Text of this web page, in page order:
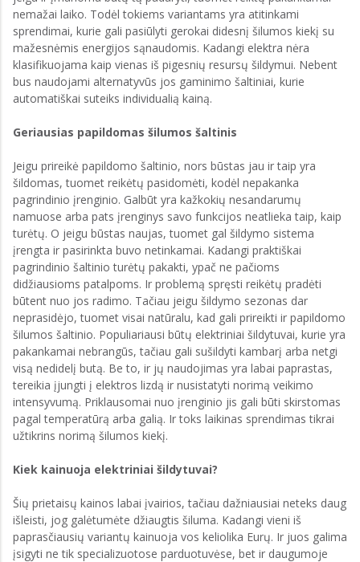
nemažai laiko. Todėl tokiems variantams yra atitinkami
sprendimai, kurie gali pasiūlyti gerokai didesnį šilumos kiekį su
mažesnėmis energijos sąnaudomis. Kadangi elektra nėra
klasifikuojama kaip vienas iš pigesnių resursų šildymui. Nebent
bus naudojami alternatyvūs jos gaminimo šaltiniai, kurie
automatiškai suteiks individualią kainą.
Geriausias papildomas šilumos šaltinis
Jeigu prireikė papildomo šaltinio, nors būstas jau ir taip yra
šildomas, tuomet reikėtų pasidomėti, kodėl nepakanka
pagrindinio įrenginio. Galbūt yra kažkokių nesandarumų
namuose arba pats įrenginys savo funkcijos neatlieka taip, kaip
turėtų. O jeigu būstas naujas, tuomet gal šildymo sistema
įrengta ir pasirinkta buvo netinkamai. Kadangi praktiškai
pagrindinio šaltinio turėtų pakakti, ypač ne pačioms
didžiausioms patalpoms. Ir problemą spręsti reikėtų pradėti
būtent nuo jos radimo. Tačiau jeigu šildymo sezonas dar
neprasidėjo, tuomet visai natūralu, kad gali prireikti ir papildomo
šilumos šaltinio. Populiariausi būtų elektriniai šildytuvai, kurie yra
pakankamai nebrangūs, tačiau gali sušildyti kambarį arba netgi
visą nedidelį butą. Be to, ir jų naudojimas yra labai paprastas,
tereikia įjungti į elektros lizdą ir nusistatyti norimą veikimo
intensyvumą. Priklausomai nuo įrenginio jis gali būti skirstomas
pagal temperatūrą arba galią. Ir toks laikinas sprendimas tikrai
užtikrins norimą šilumos kiekį.
Kiek kainuoja elektriniai šildytuvai?
Šių prietaisų kainos labai įvairios, tačiau dažniausiai neteks daug
išleisti, jog galėtumėte džiaugtis šiluma. Kadangi vieni iš
paprasčiausių variantų kainuoja vos keliolika Eurų. Ir juos galima
įsigyti ne tik specializuotose parduotuvėse, bet ir daugumoje